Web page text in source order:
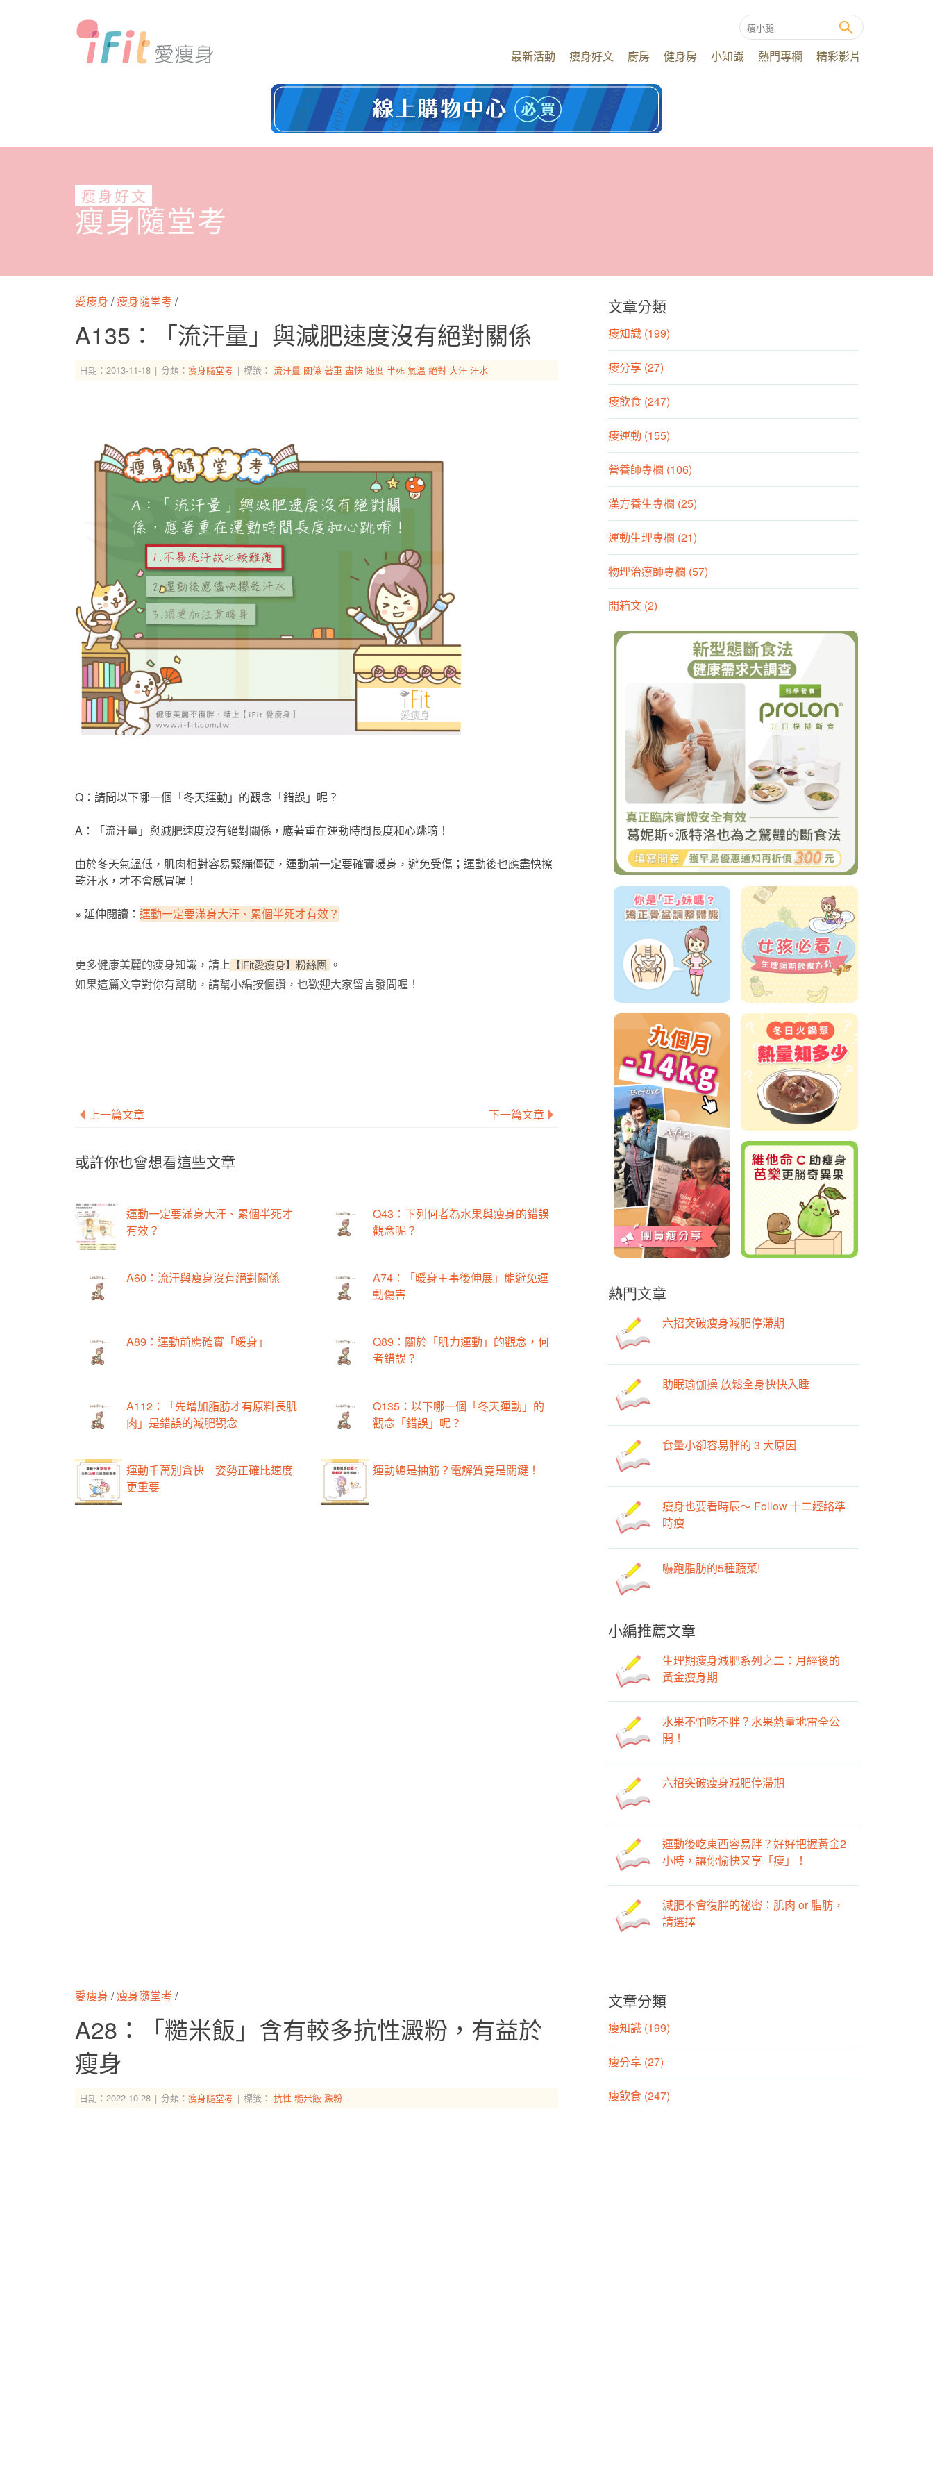
最新活動 瘦身好文 廚房 健身房 小知識 熱門專欄 精彩影片
瘦身好文
瘦身隨堂考
愛瘦身 /瘦身隨堂考 /
A135：「流汗量」與減肥速度沒有絕對關係
日期：2013-11-18 分類： 瘦身隨堂考 標籤： 流汗量 關係 著重 盡快 速度 半死 氣溫 絕對 大汗 汗水
Q：請問以下哪一個「冬天運動」的觀念「錯誤」呢？
A：「流汗量」與減肥速度沒有絕對關係，應著重在運動時間長度和心跳唷！
由於冬天氣溫低，肌肉相對容易緊繃僵硬，運動前一定要確實暖身，避免受傷；運動後也應盡快擦
乾汗水，才不會感冒喔！
※ 延伸閱讀： 運動一定要滿身大汗、累個半死才有效？
更多健康美麗的瘦身知識， 請上 【iFit愛瘦身】粉絲團
。
如果這篇文章對你有幫助，請幫小編按個讚，也歡迎大家留言發問喔！
上一篇文章 下一篇文章
或許你也會想看這些文章
運動一定要滿身大汗、累個半死才
有效？
Q43：下列何者為水果與瘦身的錯誤
觀念呢？
A60：流汗與瘦身沒有絕對關係
A74：「暖身＋事後伸展」能避免運
動傷害
A89：運動前應確實「暖身」
Q89：關於「肌力運動」的觀念，何
者錯誤？
A112：「先增加脂肪才有原料長肌
肉」是錯誤的減肥觀念
Q135：以下哪一個「冬天運動」的
觀念「錯誤」呢？
運動千萬別貪快 姿勢正確比速度
更重要
運動總是抽筋？電解質竟是關鍵！
文章分類
瘦知識 (199)
瘦分享 (27)
瘦飲食 (247)
瘦運動 (155)
營養師專欄 (106)
漢方養生專欄 (25)
運動生理專欄 (21)
物理治療師專欄 (57)
開箱文 (2)
熱門文章
六招突破瘦身減肥停滯期
助眠瑜伽操 放鬆全身快快入睡
食量小卻容易胖的 3 大原因
瘦身也要看時辰～ Follow 十二經絡準
時瘦
嚇跑脂肪的5種蔬菜!
小編推薦文章
生理期瘦身減肥系列之二：月經後的
黃金瘦身期
水果不怕吃不胖？水果熱量地雷全公
開！
六招突破瘦身減肥停滯期
運動後吃東西容易胖？好好把握黃金2
小時，讓你愉快又享「瘦」！
減肥不會復胖的祕密：肌肉 or 脂肪，
請選擇
愛瘦身 /瘦身隨堂考 /
A28：「糙米飯」含有較多抗性澱粉，有益於
瘦身
日期：2022-10-28 分類： 瘦身隨堂考 標籤： 抗性 糙米飯 澱粉
文章分類
瘦知識 (199)
瘦分享 (27)
瘦飲食 (247)